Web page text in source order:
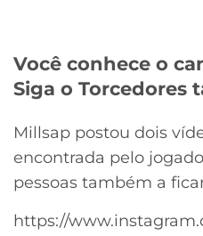
Você conhece o
Siga o Torcedores
Millsap postou dois
encontrada pelo
pessoas também a
https://